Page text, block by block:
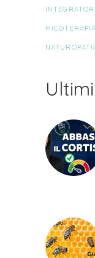
INTEGRATORI
MICOTERAPIA